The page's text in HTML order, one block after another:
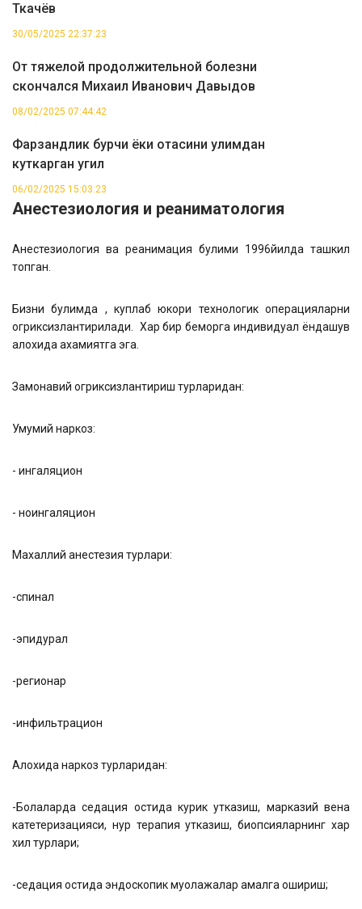
Ткачёв
30/05/2025 22:37:23
От тяжелой продолжительной болезни
скончался Михаил Иванович Давыдов
08/02/2025 07:44:42
Фарзандлик бурчи ёки отасини улимдан
куткарган угил
06/02/2025 15:03:23
Анестезиология и реаниматология
Анестезиология ва реанимация булими 1996йилда ташкил
топган.
Бизни булимда , куплаб юкори технологик операцияларни
огриксизлантирилади. Хар бир беморга индивидуал ёндашув
алохида ахамиятга эга.
Замонавий огриксизлантириш турларидан:
Умумий наркоз:
- ингаляцион
- ноингаляцион
Махаллий анестезия турлари:
-спинал
-эпидурал
-регионар
-инфильтрацион
Алохида наркоз турларидан:
-Болаларда седация остида курик утказиш, марказий вена
катетеризацияси, нур терапия утказиш, биопсияларнинг хар
хил турлари;
-седация остида эндоскопик муолажалар амалга ошириш;